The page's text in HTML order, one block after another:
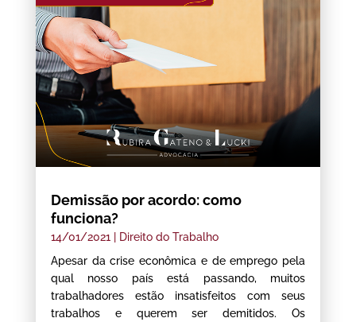
Demissão por acordo: como
funciona?
14/01/2021| Direito do Trabalho
Apesar da crise econômica e de emprego pela
qual nosso país está passando, muitos
trabalhadores estão insatisfeitos com seus
trabalhos e querem ser demitidos. Os